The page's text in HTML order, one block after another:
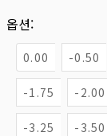
옵션:
0.00 -0.50
-1.75 -2.00
-3.25 -3.50